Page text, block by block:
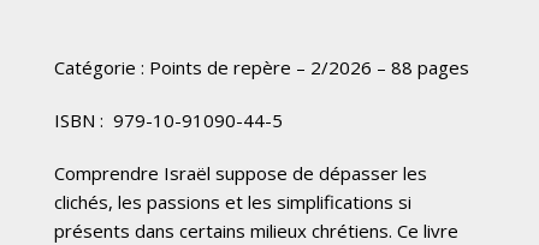
Catégorie : Points de repère – 2/2026 – 88 pages
ISBN : 979-10-91090-44-5
Comprendre Israël suppose de dépasser les
clichés, les passions et les simplifications si
présents dans certains milieux chrétiens. Ce livre